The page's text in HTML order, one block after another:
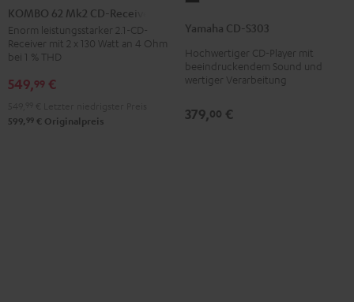
62
Mk2
CD-
Receiver
Night
KOMBO 62 Mk2 CD-Receiver
Enorm leistungsstarker 2.1-CD-
Receiver mit 2 x 130 Watt an 4 Ohm
bei 1 % THD
549,99 €
599, 99 € Originalpreis
S303
Schwarz
Yamaha CD-S303
Hochwertiger CD-Player mit
beeindruckendem Sound und
wertiger Verarbeitung
379,00 €